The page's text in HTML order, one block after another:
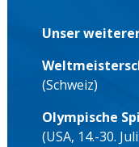
Unser
(Schweiz)
Olympische
(USA, 14.-30.